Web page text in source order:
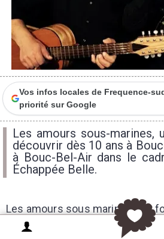
Vos infos locales de Frequence-
priorité sur Google
Les amours sous-marines,
découvrir dès 10 ans à
à Bouc-Bel-Air dans le
Échappée Belle.
Les amours sous marines : Au
milieu d’une grande solitude,